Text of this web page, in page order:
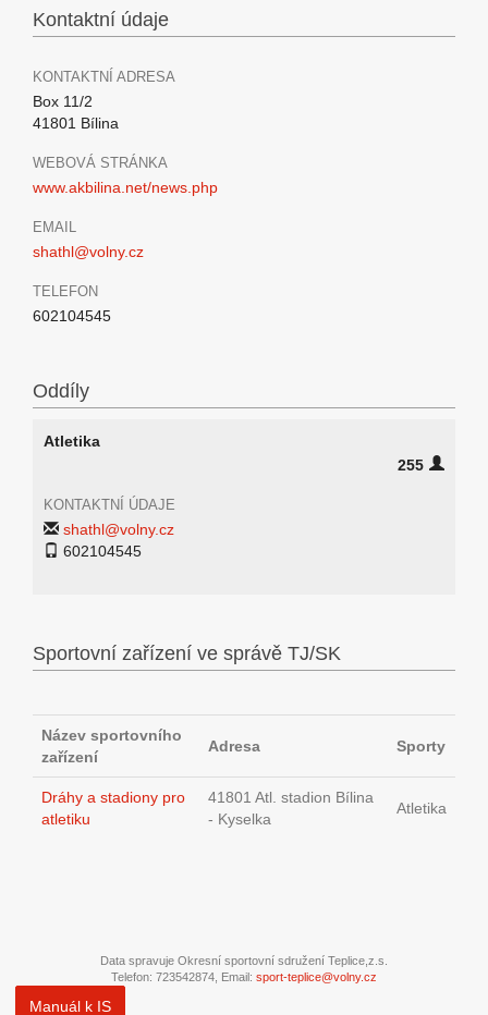
Kontaktní údaje
KONTAKTNÍ ADRESA
Box 11/2
41801 Bílina
WEBOVÁ STRÁNKA
www.akbilina.net/news.php
EMAIL
shathl@volny.cz
TELEFON
602104545
Oddíly
Atletika
255
KONTAKTNÍ ÚDAJE
shathl@volny.cz
602104545
Sportovní zařízení ve správě TJ/SK
Název sportovního
zařízení
Adresa Sporty
Dráhy a stadiony pro
atletiku
41801 Atl. stadion Bílina
- Kyselka
Atletika
Data spravuje Okresní sportovní sdružení Teplice,z.s.
Telefon: 723542874, Email: sport-teplice@volny.cz
Manuál k IS